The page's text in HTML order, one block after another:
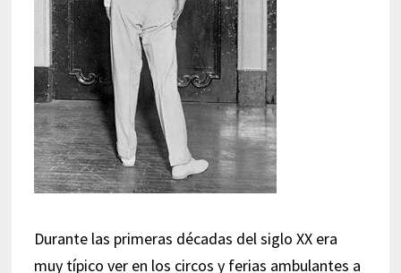
Durante las primeras décadas del siglo XX era
muy típico ver en los circos y ferias ambulantes a